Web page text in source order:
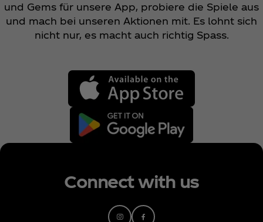
und Gems für unsere App, probiere die Spiele aus
und mach bei unseren Aktionen mit. Es lohnt sich
nicht nur, es macht auch richtig Spass.
Connect with us